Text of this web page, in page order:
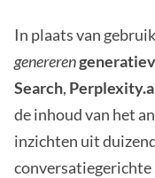
In plaats van
genereren
Search,
de inhoud van het
inzichten uit